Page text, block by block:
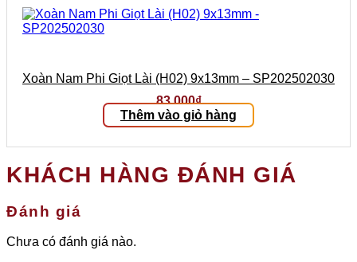
Xoàn Nam Phi Giọt Lài (H02) 9x13mm – SP202502030
83.000₫
Thêm vào giỏ hàng
KHÁCH HÀNG ĐÁNH GIÁ
Đánh giá
Chưa có đánh giá nào.